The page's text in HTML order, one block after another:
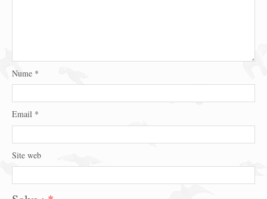
Nume *
Email *
Site web